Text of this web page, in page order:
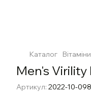
Каталог
Men's Virility
Артикул: 2022-10-